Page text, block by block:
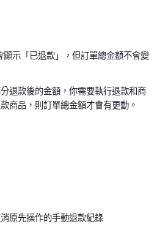
顯示「已退款」，但訂單總金額不會變
退款後的金額，你需要執行退款和商
商品，則訂單總金額才會有更動。
原先操作的手動退款紀錄